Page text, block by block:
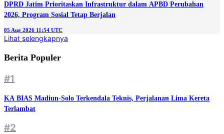
DPRD Jatim Prioritaskan Infrastruktur dalam APBD Perubahan
2026, Program Sosial Tetap Berjalan
05 Aug 2026 11:54 UTC
Lihat selengkapnya
Berita Populer
#1
KA BIAS Madiun-Solo Terkendala Teknis, Perjalanan Lima Kereta
Terlambat
#2